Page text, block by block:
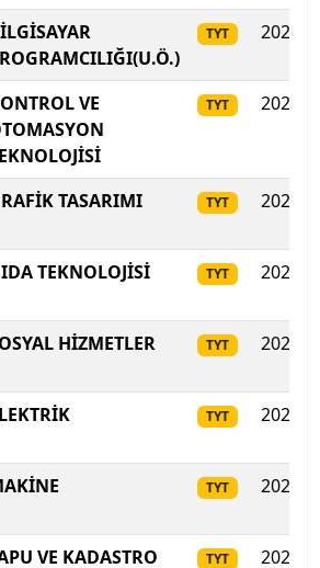
Üniversitesi
Bilimler Üniversitesi
Üniversitesi
Üniversitesi
Üniversitesi
TYT 2025
VE
TYT 2025
TASARIMI TYT 2025
TEKNOLOJİSİ TYT 2025
HİZMETLER TYT 2025
TYT 2025
TYT 2025
VE KADASTRO TYT 2025